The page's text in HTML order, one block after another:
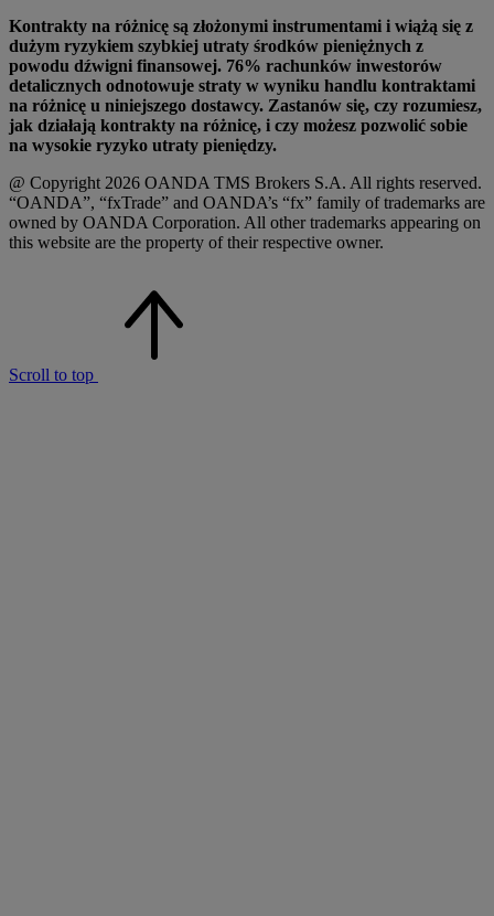
Kontrakty na różnicę są złożonymi instrumentami i wiążą się z
dużym ryzykiem szybkiej utraty środków pieniężnych z
powodu dźwigni finansowej. 76% rachunków inwestorów
detalicznych odnotowuje straty w wyniku handlu kontraktami
na różnicę u niniejszego dostawcy. Zastanów się, czy rozumiesz,
jak działają kontrakty na różnicę, i czy możesz pozwolić sobie
na wysokie ryzyko utraty pieniędzy.
@ Copyright 2026 OANDA TMS Brokers S.A. All rights reserved.
“OANDA”, “fxTrade” and OANDA’s “fx” family of trademarks are
owned by OANDA Corporation. All other trademarks appearing on
this website are the property of their respective owner.
Scroll to top